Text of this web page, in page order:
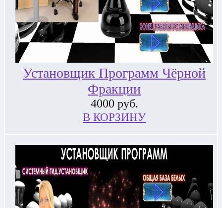
Установщик Программ Чёрной
Фракции
4000 руб.
В КОРЗИНУ